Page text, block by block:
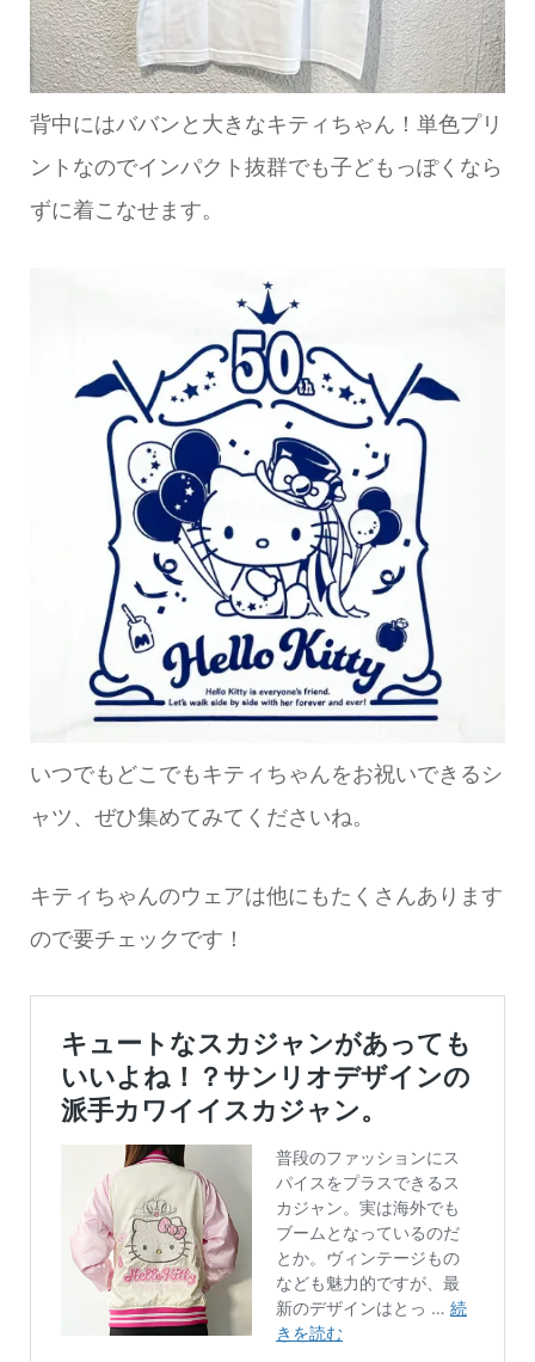
背中にはババンと大きなキティちゃん！単色プリ
ントなのでインパクト抜群でも子どもっぽくなら
ずに着こなせます。
いつでもどこでもキティちゃんをお祝いできるシ
ャツ、ぜひ集めてみてくださいね。
キティちゃんのウェアは他にもたくさんあります
ので要チェックです！